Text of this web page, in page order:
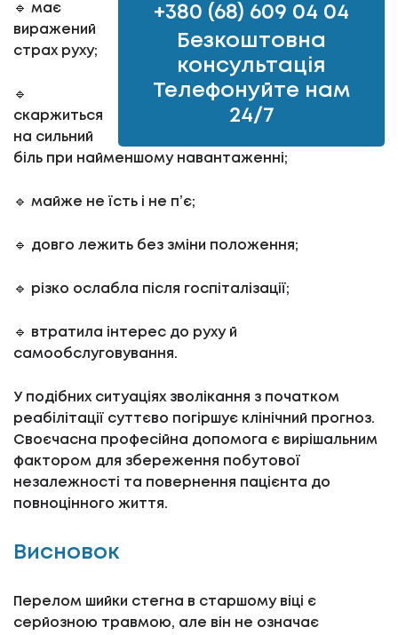
+380 (68) 609 04 04
Безкоштовна
консультація
Телефонуйте нам
24/7
🔹 має
виражений
страх руху;
🔹
скаржиться
на сильний
біль при найменшому навантаженні;
🔹 майже не їсть і не п’є;
🔹 довго лежить без зміни положення;
🔹 різко ослабла після госпіталізації;
🔹 втратила інтерес до руху й
самообслуговування.
У подібних ситуаціях зволікання з початком
реабілітації суттєво погіршує клінічний прогноз.
Своєчасна професійна допомога є вирішальним
фактором для збереження побутової
незалежності та повернення пацієнта до
повноцінного життя.
Висновок
Перелом шийки стегна в старшому віці є
серйозною травмою, але він не означає